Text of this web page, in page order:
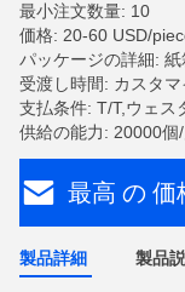
最小注文数量: 10
価格: 20-60 USD/
パッケージの詳細: 紙
受渡し時間: カスタマ
支払条件: T/T,ウェス
供給の能力: 20000個/
最高 の 価
製品詳細 製品